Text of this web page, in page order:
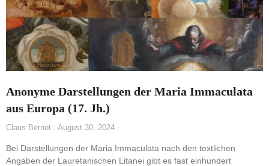
Anonyme Darstellungen der Maria Immaculata
aus Europa (17. Jh.)
Claus Bernet August 30, 2024
Bei Darstellungen der Maria Immaculata nach den textlichen
Angaben der Lauretanischen Litanei gibt es fast einhundert